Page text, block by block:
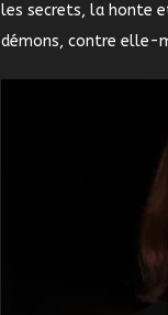
les secrets, la honte
démons, contre elle-